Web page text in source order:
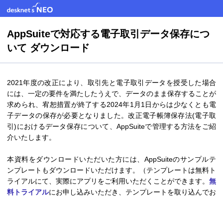
AppSuiteで対応する電子取引データ保存につ
いて ダウンロード
2021年度の改正により、取引先と電子取引データを授受した場合
には、一定の要件を満たしたうえで、データのまま保存することが
求められ、宥恕措置が終了する2024年1月1日からは少なくとも電
子データの保存が必要となりました。改正電子帳簿保存法(電子取
引)におけるデータ保存について、AppSuiteで管理する方法をご紹
介いたします。
本資料をダウンロードいただいた方には、AppSuiteのサンプルテ
ンプレートもダウンロードいただけます。（テンプレートは無料ト
ライアルにて、実際にアプリをご利用いただくことができます。 無
料トライアルにお申し込みいただき、テンプレートを取り込んでお